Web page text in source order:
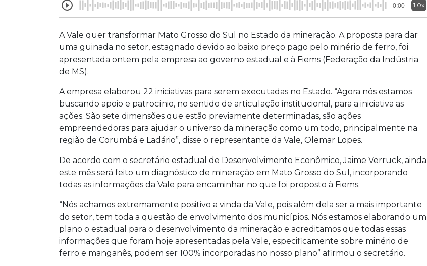
0:00 1.0x
A Vale quer transformar Mato Grosso do Sul no Estado da mineração. A proposta para dar
uma guinada no setor, estagnado devido ao baixo preço pago pelo minério de ferro, foi
apresentada ontem pela empresa ao governo estadual e à Fiems (Federação da Indústria
de MS).
A empresa elaborou 22 iniciativas para serem executadas no Estado. “Agora nós estamos
buscando apoio e patrocínio, no sentido de articulação institucional, para a iniciativa as
ações. São sete dimensões que estão previamente determinadas, são ações
empreendedoras para ajudar o universo da mineração como um todo, principalmente na
região de Corumbá e Ladário”, disse o representante da Vale, Olemar Lopes.
De acordo com o secretário estadual de Desenvolvimento Econômico, Jaime Verruck, ainda
este mês será feito um diagnóstico de mineração em Mato Grosso do Sul, incorporando
todas as informações da Vale para encaminhar no que foi proposto à Fiems.
“Nós achamos extremamente positivo a vinda da Vale, pois além dela ser a mais importante
do setor, tem toda a questão de envolvimento dos municípios. Nós estamos elaborando um
plano o estadual para o desenvolvimento da mineração e acreditamos que todas essas
informações que foram hoje apresentadas pela Vale, especificamente sobre minério de
ferro e manganês, podem ser 100% incorporadas no nosso plano” afirmou o secretário.